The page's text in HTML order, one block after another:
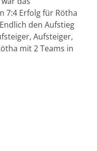
7:4 Erfolg für Rötha
den Aufstieg
Aufsteiger,
mit 2 Teams in